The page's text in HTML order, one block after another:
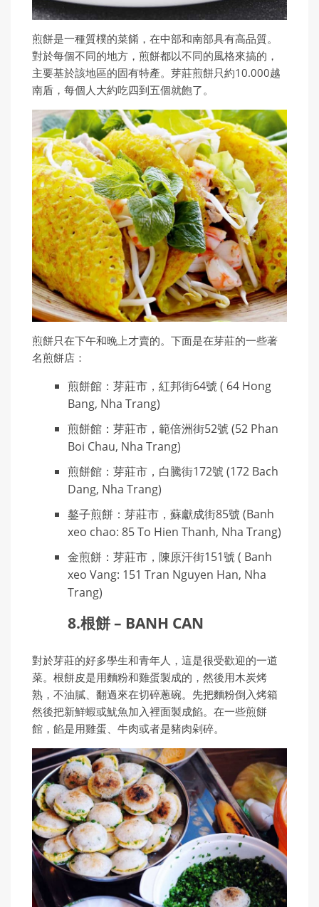
煎餅是一種質樸的菜餚，在中部和南部具有高品質。
對於每個不同的地方，煎餅都以不同的風格來搞的，
主要基於該地區的固有特產。芽莊煎餅只約10.000越
南盾，每個人大約吃四到五個就飽了。
煎餅只在下午和晚上才賣的。下面是在芽莊的一些著
名煎餅店：
煎餅館：芽莊市，紅邦街64號 ( 64 Hong
Bang, Nha Trang)
煎餅館：芽莊市，範倍洲街52號 (52 Phan
Boi Chau, Nha Trang)
煎餅館：芽莊市，白騰街172號 (172 Bach
Dang, Nha Trang)
鏊子煎餅：芽莊市，蘇獻成街85號 (Banh
xeo chao: 85 To Hien Thanh, Nha Trang)
金煎餅：芽莊市，陳原汗街151號 ( Banh
xeo Vang: 151 Tran Nguyen Han, Nha
Trang)
8.根餅 – BANH CAN
對於芽莊的好多學生和青年人，這是很受歡迎的一道
菜。根餅皮是用麵粉和雞蛋製成的，然後用木炭烤
熟，不油膩、翻過來在切碎蔥碗。先把麵粉倒入烤箱
然後把新鮮蝦或魷魚加入裡面製成餡。在一些煎餅
館，餡是用雞蛋、牛肉或者是豬肉剁碎。